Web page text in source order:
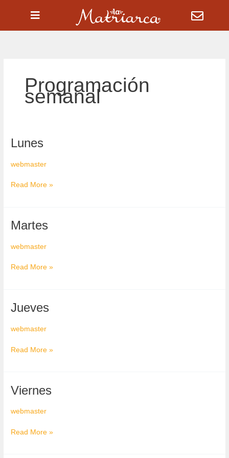
Programación
semanal
Lunes
webmaster
Lunes
Read More »
Martes
webmaster
Martes
Read More »
Jueves
webmaster
Jueves
Read More »
Viernes
webmaster
Viernes
Read More »